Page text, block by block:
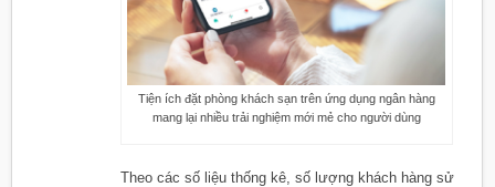
Tiện ích đặt phòng khách sạn trên ứng dụng ngân hàng
mang lại nhiều trải nghiệm mới mẻ cho người dùng
Theo các số liệu thống kê, số lượng khách hàng sử